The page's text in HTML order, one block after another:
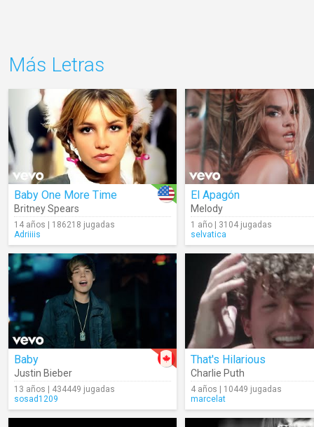
Más Letras
Baby One More Time
Britney Spears
14 años | 186218 jugadas
Adriiiis
El Apagón
Melody
1 año | 3104 jugadas
selvatica
Baby
Justin Bieber
13 años | 434449 jugadas
sosad1209
That's Hilarious
Charlie Puth
4 años | 10449 jugadas
marcelat